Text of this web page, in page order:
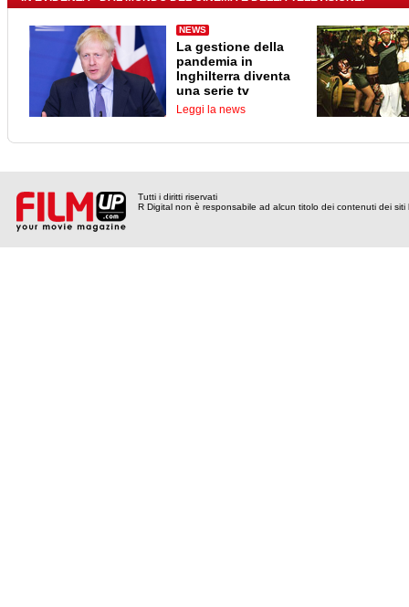
NEWS
La gestione della
pandemia in
Inghilterra diventa
una serie tv
Leggi la news
Tutti i diritti riservati
R Digital non è responsabile ad alcun titolo dei contenuti dei siti